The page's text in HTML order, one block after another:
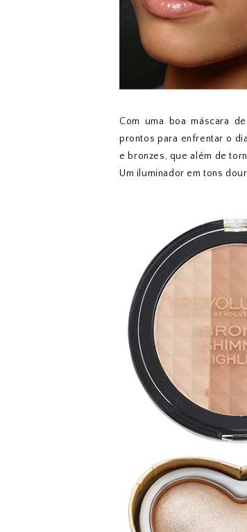
Com uma boa máscara
prontos para enfrentar o
e bronzes, que além de
Um iluminador em tons